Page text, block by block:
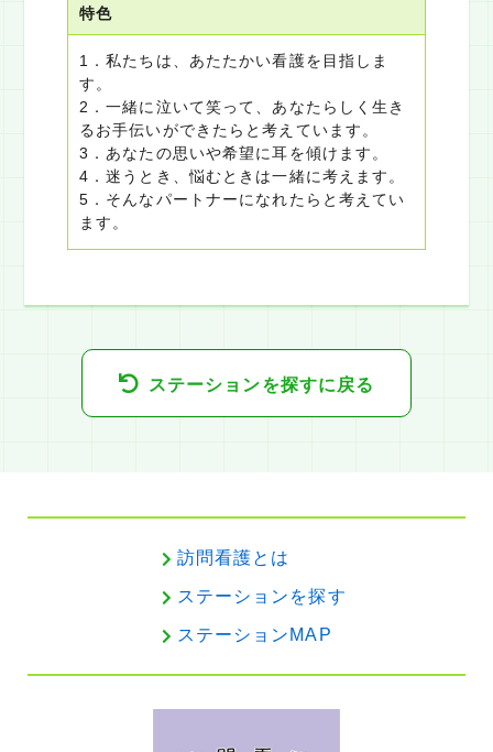
特色
1．私たちは、あたたかい看護を目指しま
す。
2．一緒に泣いて笑って、あなたらしく生き
るお手伝いができたらと考えています。
3．あなたの思いや希望に耳を傾けます。
4．迷うとき、悩むときは一緒に考えます。
5．そんなパートナーになれたらと考えてい
ます。
ステーションを探すに戻る
訪問看護とは
ステーションを探す
ステーションMAP